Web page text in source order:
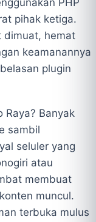
PHP
pihak ketiga.
dimuat, hemat
keamanannya
plugin
Raya? Banyak
sambil
seluler yang
atau
membuat
muncul.
terbuka mulus